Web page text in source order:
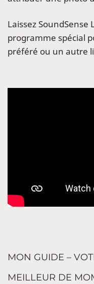
Laissez
programme spécial
préféré ou un autre
MON GUIDE –
MEILLEUR DE